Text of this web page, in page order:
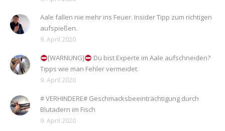
Aale fallen nie mehr ins Feuer. Insider Tipp zum richtigen
aufspießen.
9. April 2020
[WARNUNG]
Du bist Experte im Aale aufschneiden?
Tipps wie man Fehler vermeidet.
9. April 2020
# VERHINDERE# Geschmacksbeeinträchtigung durch
Blutadern im Fisch
9. April 2020